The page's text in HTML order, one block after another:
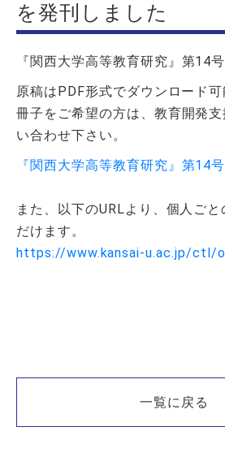
を発刊しました
『関西大学高等教育研究』第14
原稿はPDF形式でダウンロード可
冊子をご希望の方は、教育開発
い合わせ下さい。
『関西大学高等教育研究』第14
また、以下のURLより、個人ご
だけます。
https://www.kansai-u.ac.jp/ctl/
一覧に戻る